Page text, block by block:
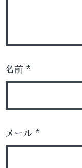
名前 *
メール *